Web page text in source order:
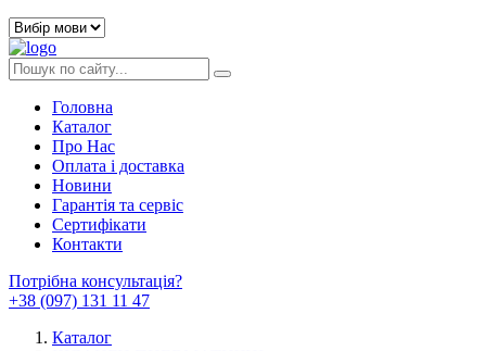
Головна
Каталог
Про Нас
Оплата і доставка
Новини
Гарантія та сервіс
Сертифікати
Контакти
Потрібна консультація?
+38 (097) 131 11 47
Каталог